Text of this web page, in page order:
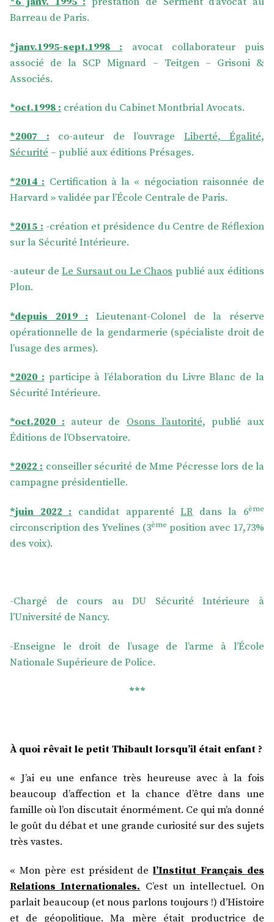
Barreau de Paris.
*janv.1995-sept.1998 : avocat collaborateur puis
associé de la SCP Mignard – Teitgen – Grisoni &
Associés.
*oct.1998 : création du Cabinet Montbrial Avocats.
*2007 :co-auteur de l’ouvrageLiberté, Égalité,
Sécurité – publié aux éditions Présages.
*2014 : Certification à la « négociation raisonnée de
Harvard » validée par l’École Centrale de Paris.
*2015 : -création et présidence du Centre de Réflexion
sur la Sécurité Intérieure.
-auteur deLe Sursaut ou Le Chaospublié aux éditions
Plon.
*depuis 2019 : Lieutenant-Colonel de la réserve
opérationnelle de la gendarmerie (spécialiste droit de
l’usage des armes).
*2020 : participe à l’élaboration du Livre Blanc de la
Sécurité Intérieure.
*oct.2020 : auteur de Osons l’autorité, publié aux
Éditions de l’Observatoire.
*2022 :conseiller sécurité de Mme Pécresse lors de la
campagne présidentielle.
*juin 2022 : candidat apparentéLRdans la 6ème
circonscription des Yvelines (3ème position avec 17,73%
des voix).
-Chargé de cours au DU Sécurité Intérieure à
l’Université de Nancy.
-Enseigne le droit de l’usage de l’arme à l’École
Nationale Supérieure de Police.
***
À quoi rêvait le petit Thibault lorsqu’il était enfant ?
« J’ai eu une enfance très heureuse avec à la fois
beaucoup d’affection et la chance d’être dans une
famille où l’on discutait énormément. Ce qui m’a donné
le goût du débat et une grande curiosité sur des sujets
très vastes.
« Mon père est président del’Institut Français des
Relations Internationales. C’est un intellectuel. On
parlait beaucoup (et nous parlons toujours !) d’Histoire
et de géopolitique. Ma mère était productrice de